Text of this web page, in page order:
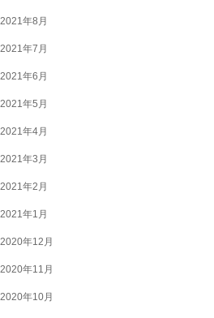
2021年8月
2021年7月
2021年6月
2021年5月
2021年4月
2021年3月
2021年2月
2021年1月
2020年12月
2020年11月
2020年10月